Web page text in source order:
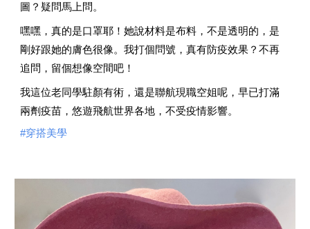
圖？疑問馬上問。
嘿嘿，真的是口罩耶！她說材料是布料，不是透明的，是
剛好跟她的膚色很像。我打個問號，真有防疫效果？不再
追問，留個想像空間吧！
我這位老同學駐顏有術，還是聯航現職空姐呢，早已打滿
兩劑疫苗，悠遊飛航世界各地，不受疫情影響。
#穿搭美學